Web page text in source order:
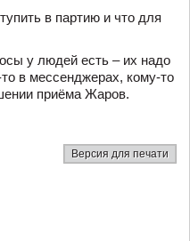
в партию и что для
у людей есть – их надо
в мессенджерах, кому-то
приёма Жаров.
Версия для печати